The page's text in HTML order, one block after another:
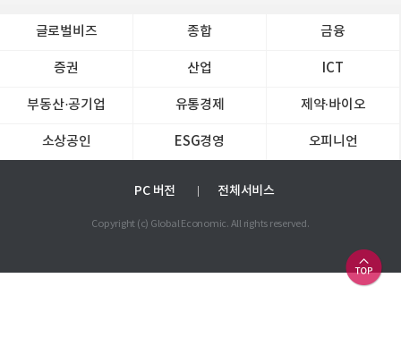
글로벌비즈 종합 금융
증권 산업 ICT
부동산·공기업 유통경제 제약∙바이오
소상공인 ESG경영 오피니언
PC 버전 전체서비스
Copyright (c) Global Economic. All rights reserved.